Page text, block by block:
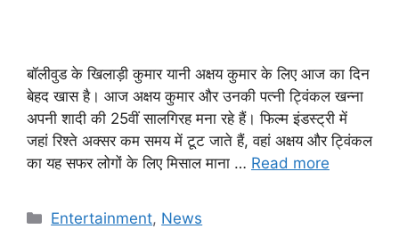
बॉलीवुड के खिलाड़ी कुमार यानी अक्षय कुमार के लिए आज का दिन
बेहद खास है। आज अक्षय कुमार और उनकी पत्नी ट्विंकल खन्ना
अपनी शादी की 25वीं सालगिरह मना रहे हैं। फिल्म इंडस्ट्री में
जहां रिश्ते अक्सर कम समय में टूट जाते हैं, वहां अक्षय और ट्विंकल
का यह सफर लोगों के लिए मिसाल माना … Read more
Categories
Entertainment, News